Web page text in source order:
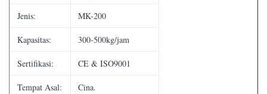
Jenis: MK-200
Kapasitas: 300-500kg/jam
Sertifikasi: CE & ISO9001
Tempat Asal: Cina.